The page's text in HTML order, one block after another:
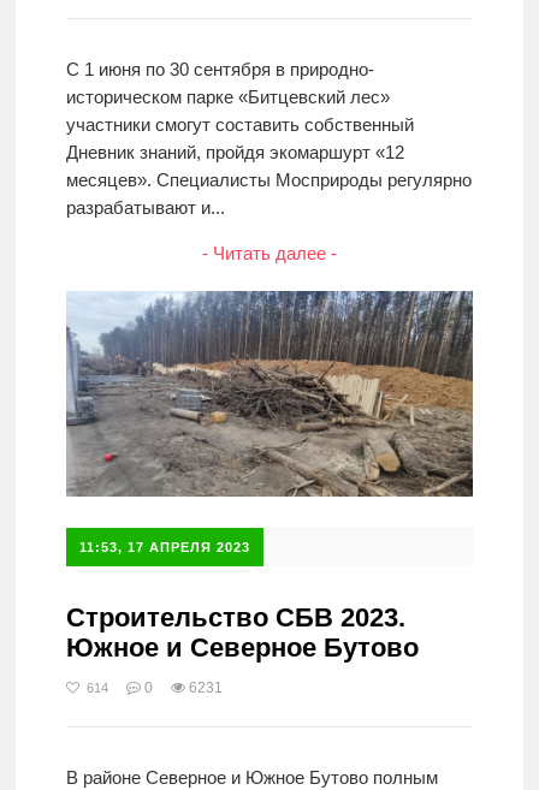
С 1 июня по 30 сентября в природно-
историческом парке «Битцевский лес»
участники смогут составить собственный
Дневник знаний, пройдя экомаршурт «12
месяцев». Специалисты Мосприроды регулярно
разрабатывают и...
- Читать далее -
11:53, 17 АПРЕЛЯ 2023
Строительство СБВ 2023.
Южное и Северное Бутово
614 0 6231
В районе Северное и Южное Бутово полным